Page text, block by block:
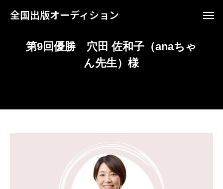
全国出版オーディション
第9回優勝 穴田 佐和子（anaちゃ
ん先生）様